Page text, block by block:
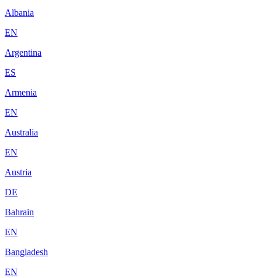
Albania
EN
Argentina
ES
Armenia
EN
Australia
EN
Austria
DE
Bahrain
EN
Bangladesh
EN